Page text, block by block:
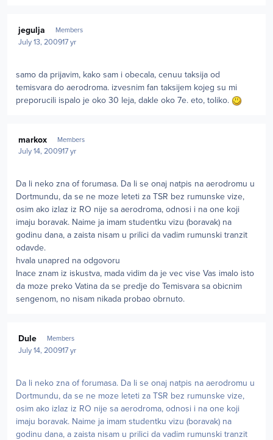
jegulja Members
July 13, 200917 yr
samo da prijavim, kako sam i obecala, cenuu taksija od
temisvara do aerodroma. izvesnim fan taksijem kojeg su mi
preporucili ispalo je oko 30 leja, dakle oko 7e. eto, toliko.
markox Members
July 14, 200917 yr
Da li neko zna of forumasa. Da li se onaj natpis na aerodromu u
Dortmundu, da se ne moze leteti za TSR bez rumunske vize,
osim ako izlaz iz RO nije sa aerodroma, odnosi i na one koji
imaju boravak. Naime ja imam studentku vizu (boravak) na
godinu dana, a zaista nisam u prilici da vadim rumunski tranzit
odavde.
hvala unapred na odgovoru
Inace znam iz iskustva, mada vidim da je vec vise Vas imalo isto
da moze preko Vatina da se predje do Temisvara sa obicnim
sengenom, no nisam nikada probao obrnuto.
Dule Members
July 14, 200917 yr
Da li neko zna of forumasa. Da li se onaj natpis na aerodromu u
Dortmundu, da se ne moze leteti za TSR bez rumunske vize,
osim ako izlaz iz RO nije sa aerodroma, odnosi i na one koji
imaju boravak. Naime ja imam studentku vizu (boravak) na
godinu dana, a zaista nisam u prilici da vadim rumunski tranzit